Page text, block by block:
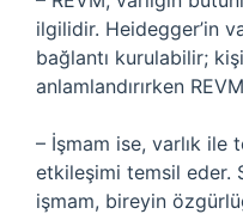
ilgilidir. Heidegger’in
bağlantı kurulabilir;
anlamlandırırken
– İşmam ise, varlık ile
etkileşimi temsil eder.
işmam, bireyin